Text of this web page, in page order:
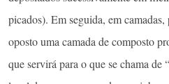
picados). Em seguida, em
oposto uma camada de composto
que servirá para o que se chama de